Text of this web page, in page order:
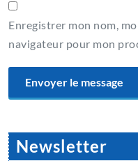
Enregistrer mon nom,
navigateur pour mon
Newsletter